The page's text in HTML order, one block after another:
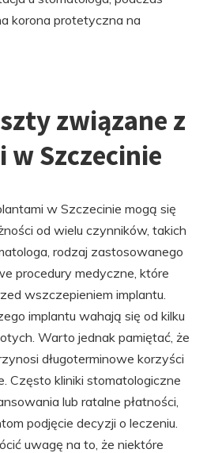
korona protetyczna na
związane z
Szczecinie
w Szczecinie mogą się
od wielu czynników, takich
rodzaj zastosowanego
procedury medyczne, które
wszczepieniem implantu.
implantu wahają się od kilku
Warto jednak pamiętać, że
długoterminowe korzyści
Często kliniki stomatologiczne
lub ratalne płatności,
podjęcie decyzji o leczeniu.
uwagę na to, że niektóre